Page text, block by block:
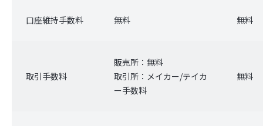
口座維持手数料 無料 無料
取引手数料
販売所：無料
取引所：メイカー/テイカ
ー手数料
無料